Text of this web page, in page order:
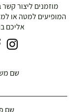
מוזמנים ליצור
המופיעים למטה או
אליכם
שם
שם